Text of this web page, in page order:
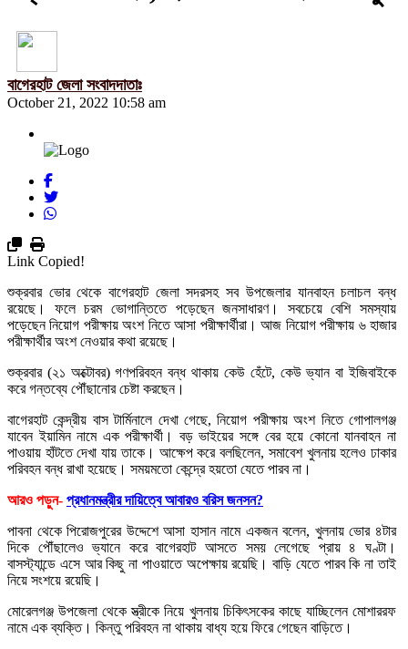
বাগেরহাট জেলা সংবাদদাতাঃ
October 21, 2022 10:58 am
Link Copied!
শুক্রবার ভোর থেকে বাগেরহাট জেলা সদরসহ সব উপজেলার যানবাহন চলাচল বন্ধ
রয়েছে। ফলে চরম ভোগান্তিতে পড়েছেন জনসাধারণ। সবচেয়ে বেশি সমস্যায়
পড়েছেন নিয়োগ পরীক্ষায় অংশ নিতে আসা পরীক্ষার্থীরা। আজ নিয়োগ পরীক্ষায় ৬ হাজার
পরীক্ষার্থীর অংশ নেওয়ার কথা রয়েছে।
শুক্রবার (২১ অক্টোবর) গণপরিবহন বন্ধ থাকায় কেউ হেঁটে, কেউ ভ্যান বা ইজিবাইকে
করে গন্তব্যে পৌঁছানোর চেষ্টা করছেন।
বাগেরহাট কেন্দ্রীয় বাস টার্মিনালে দেখা গেছে, নিয়োগ পরীক্ষায় অংশ নিতে গোপালগঞ্জ
যাবেন ইয়ামিন নামে এক পরীক্ষার্থী। বড় ভাইয়ের সঙ্গে বের হয়ে কোনো যানবাহন না
পাওয়ায় হাঁটতে দেখা যায় তাকে। আক্ষেপ করে বলছিলেন, সমাবেশ খুলনায় হলেও ঢাকার
পরিবহন বন্ধ রাখা হয়েছে। সময়মতো কেন্দ্রে হয়তো যেতে পারব না।
আরও পড়ুন- প্রধানমন্ত্রীর দায়িত্বে আবারও বরিস জনসন?
পাবনা থেকে পিরোজপুরের উদ্দেশে আসা হাসান নামে একজন বলেন, খুলনায় ভোর ৪টার
দিকে পৌঁছালেও ভ্যানে করে বাগেরহাট আসতে সময় লেগেছে প্রায় ৪ ঘণ্টা।
বাসস্ট্যান্ডে এসে আর কিছু না পাওয়াতে অপেক্ষায় রয়েছি। বাড়ি যেতে পারব কি না তাই
নিয়ে সংশয়ে রয়েছি।
মোরেলগঞ্জ উপজেলা থেকে স্ত্রীকে নিয়ে খুলনায় চিকিৎসকের কাছে যাচ্ছিলেন মোশাররফ
নামে এক ব্যক্তি। কিন্তু পরিবহন না থাকায় বাধ্য হয়ে ফিরে গেছেন বাড়িতে।